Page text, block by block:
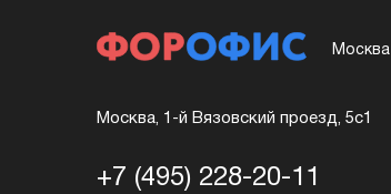
Москва
Москва, 1-й Вязовский проезд, 5с1
+7 (495) 228-20-11